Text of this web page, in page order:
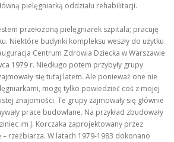
pielęgniarką oddziału rehabilitacji.
przełożoną pielęgniarek szpitala; pracuję
Niektóre budynki kompleksu weszły do użytku
Centrum Zdrowia Dziecka w Warszawie
1979 r. Niedługo potem przybyły grupy
się tutaj latem. Ale ponieważ one nie
mogę tylko powiedzieć coś z mojej
znajomości. Te grupy zajmowały się głównie
prace budowlane. Na przykład zbudowały
im J. Korczaka zaprojektowany przez
rzeźbiarza. W latach 1979-1983 dokonano